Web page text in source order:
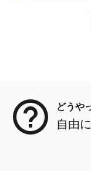
どうや
自由